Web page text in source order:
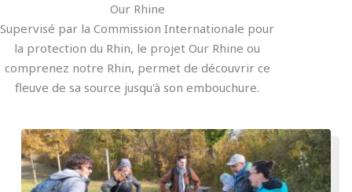
Our Rhine
Supervisé par la Commission Internationale pour
la protection du Rhin, le projet Our Rhine ou
comprenez notre Rhin, permet de découvrir ce
fleuve de sa source jusqu'à son embouchure.